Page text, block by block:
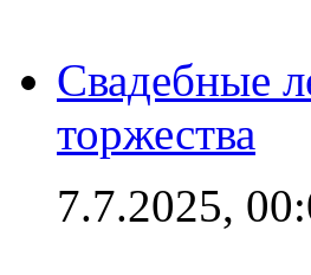
Свадебные
торжества
7.7.2025,